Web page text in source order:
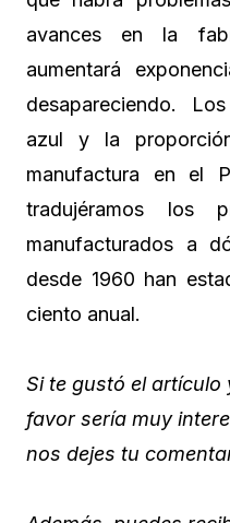
avances en la
aumentará
desapareciendo.
azul y la
manufactura en el
tradujéramos los
manufacturados a
desde 1960 han
ciento anual.
Si te gustó el artículo
favor sería muy
nos dejes tu